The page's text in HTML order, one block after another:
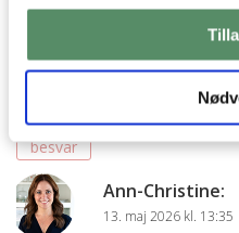
Kan man fryse kagerne,
besvar
Ann-Christine:
13. maj 2026 kl. 13:35